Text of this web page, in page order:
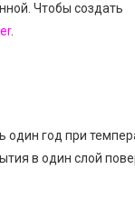
Чтобы создать
.
один год при
в один слой